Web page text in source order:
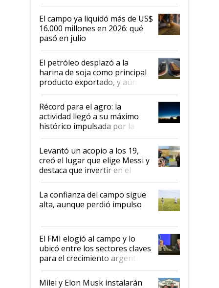
El campo ya liquidó más de US$
16.000 millones en 2026: qué
pasó en julio
El petróleo desplazó a la
harina de soja como principal
producto exportado, y aún así
el agro aportó casi seis de cada
diez dólares y sostuvo el
liderazgo en un semestre
récord
Récord para el agro: la
actividad llegó a su máximo
histórico impulsada por la
cosecha y las exportaciones
Levantó un acopio a los 19,
creó el lugar que elige Messi y
destaca que invertir en el
kirchnerismo era como "darle
plata a un hijo para droga":
Juan Félix Rossetti, el libertario
que de una dura crisis salió
de Milei
La confianza del campo sigue
alta, aunque perdió impulso
El FMI elogió al campo y lo
ubicó entre los sectores claves
para el crecimiento argentino
Milei y Elon Musk instalarán